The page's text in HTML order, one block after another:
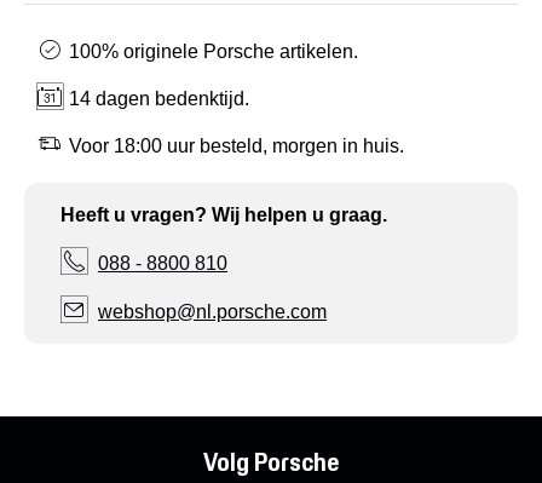
100% originele Porsche artikelen.
14 dagen bedenktijd.
Voor 18:00 uur besteld, morgen in huis.
Heeft u vragen? Wij helpen u graag.
088 - 8800 810
webshop@nl.porsche.com
Volg Porsche